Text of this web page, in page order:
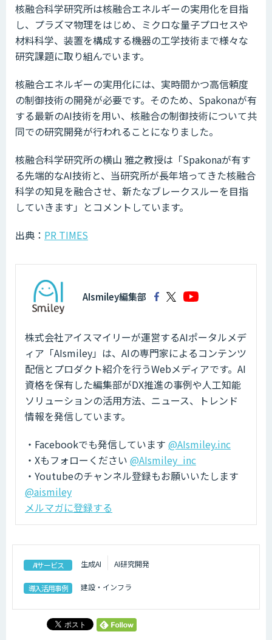
核融合科学研究所は核融合エネルギーの実用化を目指
し、プラズマ物理をはじめ、ミクロな量子プロセスや
材料科学、装置を構成する機器の工学技術まで様々な
研究課題に取り組んでいます。
核融合エネルギーの実用化には、実時間かつ高信頼度
の制御技術の開発が必要です。そのため、Spakonaが有
する最新のAI技術を用い、核融合の制御技術について共
同での研究開発が行われることになりました。
核融合科学研究所の横山 雅之教授は「Spakonaが有す
る先端的なAI技術と、当研究所が長年培ってきた核融合
科学の知見を融合させ、新たなブレークスルーを目指
していきます」とコメントしています。
出典： PR TIMES
AIsmiley編集部
株式会社アイスマイリーが運営するAIポータルメデ
ィア「AIsmiley」は、AIの専門家によるコンテンツ
配信とプロダクト紹介を行うWebメディアです。AI
資格を保有した編集部がDX推進の事例や人工知能
ソリューションの活用方法、ニュース、トレンド
情報を発信しています。
・Facebookでも発信しています @AIsmiley.inc
・Xもフォローください @AIsmiley_inc
・Youtubeのチャンネル登録もお願いいたします
@aismiley
メルマガに登録する
AIサービス 生成AI AI研究開発
導入活用事例 建設・インフラ